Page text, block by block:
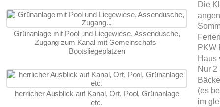
Grünanlage mit Pool und Liegewiese, Assendusche,
Zugang zum Kanal mit Gemeinschafs-
Bootsliegeplätzen
herrlicher Ausblick auf Kanal, Ort, Pool, Grünanlage
etc.
Die
PKW
Haus
Nur 2
(es
im